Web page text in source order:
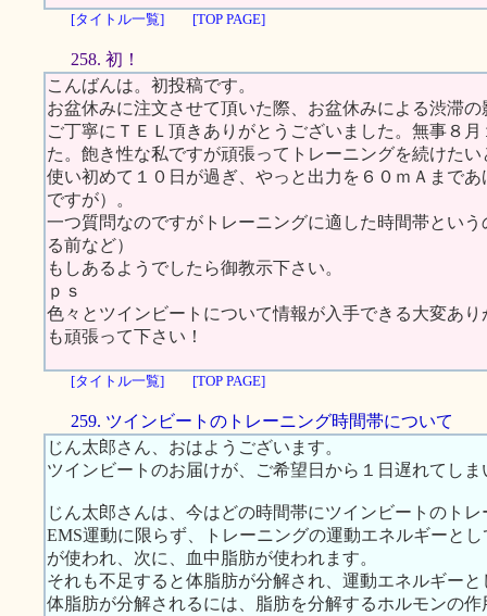
[タイトル一覧] [TOP PAGE]
258. 初！
こんばんは。初投稿です。
お盆休みに注文させて頂いた際、お盆休みによる渋滞
ご丁寧にＴＥＬ頂きありがとうございました。無事８
た。飽き性な私ですが頑張ってトレーニングを続けた
使い初めて１０日が過ぎ、やっと出力を６０ｍＡまで
ですが）。
一つ質問なのですがトレーニングに適した時間帯とい
る前など）
もしあるようでしたら御教示下さい。
ｐｓ
色々とツインビートについて情報が入手できる大変あ
も頑張って下さい！
[タイトル一覧] [TOP PAGE]
259. ツインビートのトレーニング時間帯について
じん太郎さん、おはようございます。
ツインビートのお届けが、ご希望日から１日遅れてし
じん太郎さんは、今はどの時間帯にツインビートのト
EMS運動に限らず、トレーニングの運動エネルギーと
が使われ、次に、血中脂肪が使われます。
それも不足すると体脂肪が分解され、運動エネルギー
体脂肪が分解されるには、脂肪を分解するホルモンの